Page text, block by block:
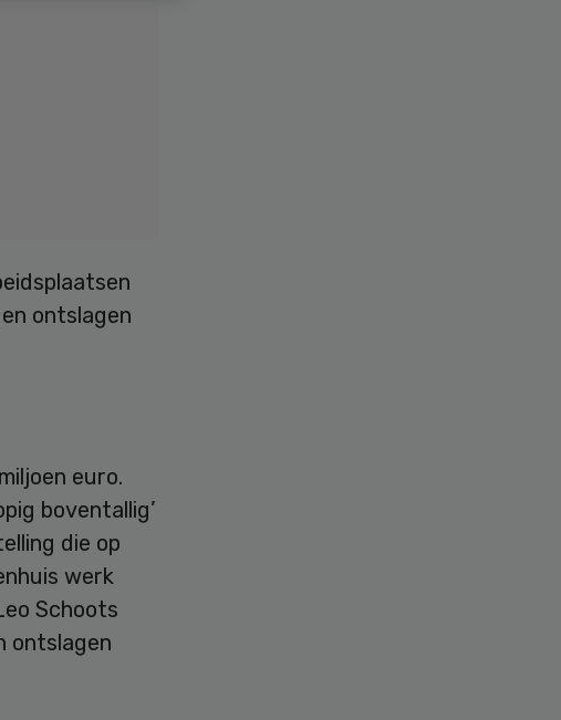
ontslagen
euro.
boventallig’
die op
werk
Schoots
ontslagen